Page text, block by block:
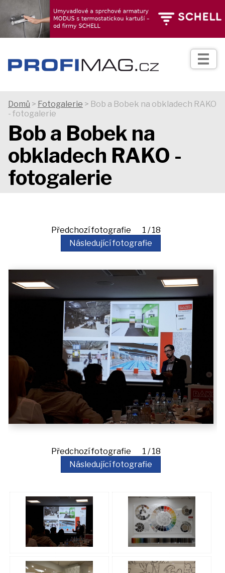
TIPY
Praxe
Fotogalerie
Produkty
Kontakt
Domů > Fotogalerie > Bob a Bobek na obkladech RAKO
- fotogalerie
Bob a Bobek na
obkladech RAKO -
fotogalerie
Předchozí fotografie 1 / 18
Následující fotografie
Předchozí fotografie 1 / 18
Následující fotografie